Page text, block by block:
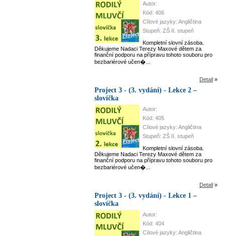
Autor:
Kód: 406
Cílové jazyky: Angličtina
Stupeň: ZŠ II. stupeň
Kompletní slovní zásoba.
Děkujeme Nadaci Terezy Maxové dětem za
finanční podporu na přípravu tohoto souboru pro
bezbariérové učen�...
Detail »
Project 3 - (3. vydání) - Lekce 2 –
slovíčka
Autor:
Kód: 405
Cílové jazyky: Angličtina
Stupeň: ZŠ II. stupeň
Kompletní slovní zásoba.
Děkujeme Nadaci Terezy Maxové dětem za
finanční podporu na přípravu tohoto souboru pro
bezbariérové učen�...
Detail »
Project 3 - (3. vydání) - Lekce 1 –
slovíčka
Autor:
Kód: 404
Cílové jazyky: Angličtina